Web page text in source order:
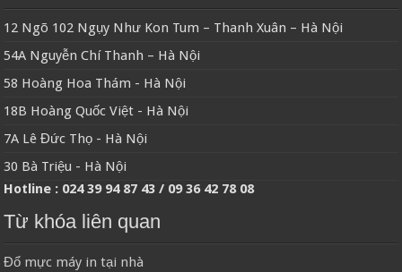
12 Ngõ 102 Ngụy Như Kon Tum – Thanh Xuân – Hà Nội
54A Nguyễn Chí Thanh – Hà Nội
58 Hoàng Hoa Thám - Hà Nội
18B Hoàng Quốc Việt - Hà Nội
7A Lê Đức Thọ - Hà Nội
30 Bà Triệu - Hà Nội
Hotline : 024 39 94 87 43 / 09 36 42 78 08
Từ khóa liên quan
Đổ mực máy in tại nhà